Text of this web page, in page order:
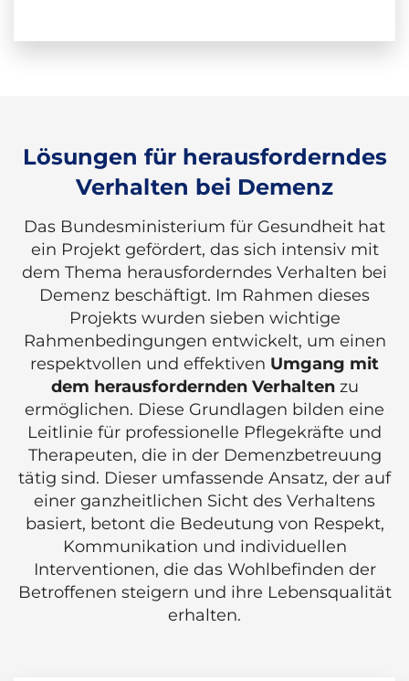
Lösungen für herausforderndes
Verhalten bei Demenz
Das Bundesministerium für Gesundheit hat
ein Projekt gefördert, das sich intensiv mit
dem Thema herausforderndes Verhalten bei
Demenz beschäftigt. Im Rahmen dieses
Projekts wurden sieben wichtige
Rahmenbedingungen entwickelt, um einen
respektvollen und effektiven Umgang mit
dem herausfordernden Verhaltenzu
ermöglichen. Diese Grundlagen bilden eine
Leitlinie für professionelle Pflegekräfte und
Therapeuten, die in der Demenzbetreuung
tätig sind. Dieser umfassende Ansatz, der auf
einer ganzheitlichen Sicht des Verhaltens
basiert, betont die Bedeutung von Respekt,
Kommunikation und individuellen
Interventionen, die das Wohlbefinden der
Betroffenen steigern und ihre Lebensqualität
erhalten.